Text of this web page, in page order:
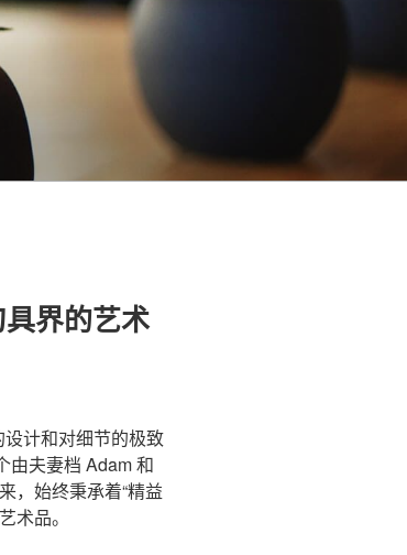
界的艺术
计和对细节的极致
由夫妻档 Adam 和
，始终秉承着“精益
术品。